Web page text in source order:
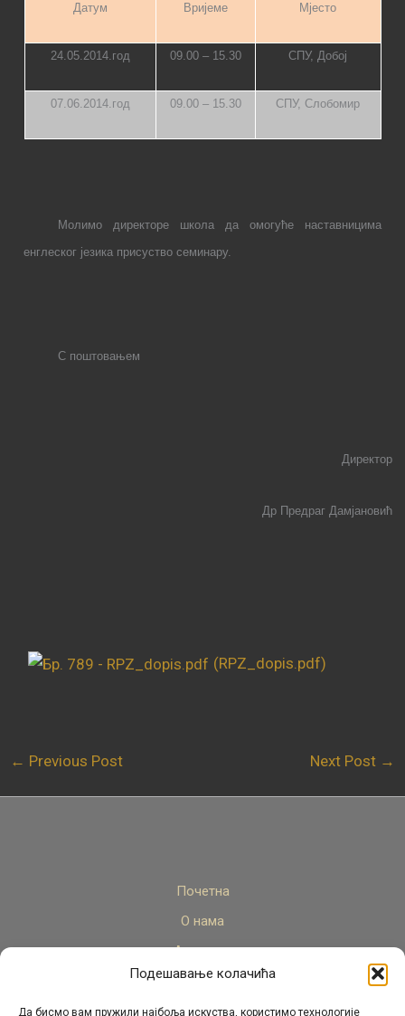
Подешавање колачића
Да бисмо вам пружили најбоља искуства, користимо технологије
Датум Вријеме Мјесто
24.05.2014.год 09.00 – 15.30 СПУ, Добој
07.06.2014.год 09.00 – 15.30 СПУ, Слобомир
Молимо директоре школа да омогуће наставницима
енглеског језика присуство семинару.
С поштовањем
Директор
Др Предраг Дамјановић
(RPZ_dopis.pdf)
← Previous Post Next Post →
Почетна
О нама
Актуелно
Стручни кадар
Пројекти